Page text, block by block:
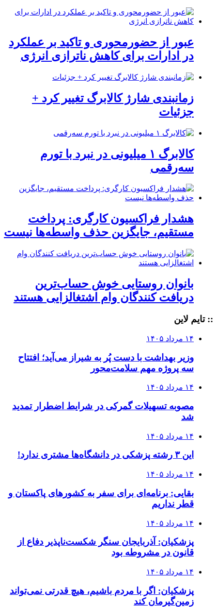
عبور از حضورمحوری و تاکید بر عملکرد
در ادارات برای کاهش ناترازی انرژی
زمانبندی شارژ کالابرگ تغییر کرد +
جزئیات
کالابرگ ۱ میلیونی در نبرد با تورم
سه‌رقمی
هشدار فراکسیون کارگری: پرداخت
مستقیم، جایگزین حذف واسطه‌ها نیست
بانوان روستایی خوش حساب‌ترین
دریافت کنندگان وام‌ اشتغالزایی هستند
:: تایم لاین
۱۴ مرداد ۱۴۰۵
وزیر بهداشت با دست پُر به شیراز می‌آید؛ افتتاح
سه پروژه مهم سلامت‌محور
۱۴ مرداد ۱۴۰۵
مصوبه تسهیلات گمرکی در شرایط اضطرار تمدید
شد
۱۴ مرداد ۱۴۰۵
این ۳ رشته پزشکی در دانشگاه‌ها مشتری ندارد!
۱۴ مرداد ۱۴۰۵
بقایی: برنامه‌ای برای سفر به کشورهای پاکستان و
قطر نداریم
۱۴ مرداد ۱۴۰۵
پزشکیان: آذربایجان سنگر شکست‌ناپذیر دفاع از
قانون در مشروطه بود
۱۴ مرداد ۱۴۰۵
پزشکیان: اگر با مردم باشیم، هیچ قدرتی نمی‌تواند
زمین‌گیرمان کند